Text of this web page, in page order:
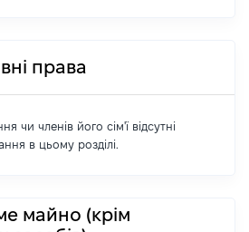
права
чи членів його сім'ї відсутні
в цьому розділі.
майно (крім